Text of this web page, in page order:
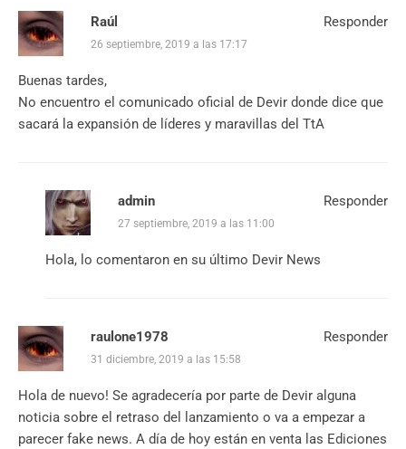
Raúl
26 septiembre, 2019 a las 17:17
Buenas tardes,
No encuentro el comunicado oficial de Devir donde dice que
sacará la expansión de líderes y maravillas del TtA
Responder
admin
27 septiembre, 2019 a las 11:00
Hola, lo comentaron en su último Devir News
Responder
raulone1978
31 diciembre, 2019 a las 15:58
Hola de nuevo! Se agradecería por parte de Devir alguna
noticia sobre el retraso del lanzamiento o va a empezar a
parecer fake news. A día de hoy están en venta las Ediciones
Responder